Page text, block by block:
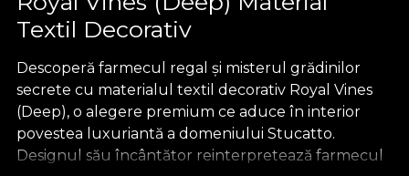
Textil Decorativ
Descoperă farmecul regal și misterul grădinilor
secrete cu materialul textil decorativ Royal Vines
(Deep), o alegere premium ce aduce în interior
povestea luxuriantă a domeniului Stucatto.
Designul său încântător reinterpretează farmecul